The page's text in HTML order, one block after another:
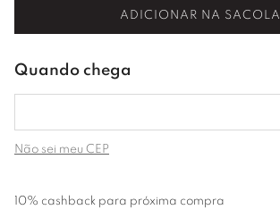
ADICIONAR NA SACOLA
Não sei meu CEP
10% cashback para próxima compra